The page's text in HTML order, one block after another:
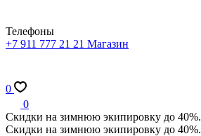
Телефоны
+7 911 777 21 21 Магазин
0
0
Скидки на зимнюю экипировку до 40%.
Скидки на зимнюю экипировку до 40%.